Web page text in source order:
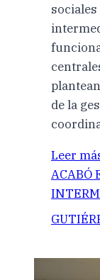
de la
Leer
ACABÓ